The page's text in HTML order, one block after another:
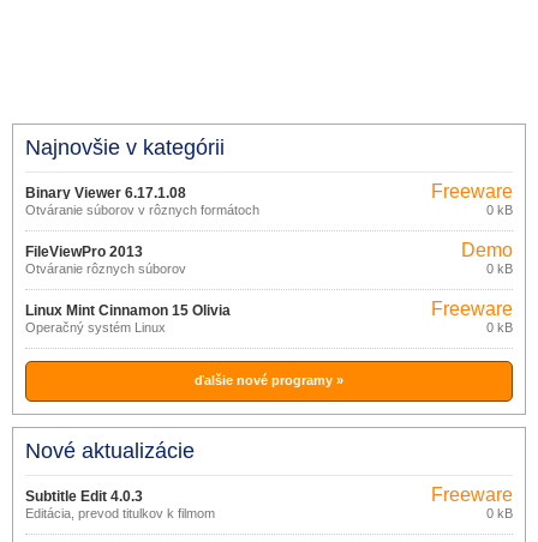
Najnovšie v kategórii
Binary Viewer 6.17.1.08
Otváranie súborov v rôznych formátoch
Freeware
0 kB
FileViewPro 2013
Otváranie rôznych súborov
Demo
0 kB
Linux Mint Cinnamon 15 Olivia
Operačný systém Linux
Freeware
0 kB
ďalšie nové programy »
Nové aktualizácie
Subtitle Edit 4.0.3
Editácia, prevod titulkov k filmom
Freeware
0 kB